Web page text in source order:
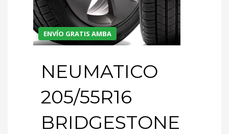
ENVÍO GRATIS AMBA
NEUMATICO
205/55R16
BRIDGESTONE